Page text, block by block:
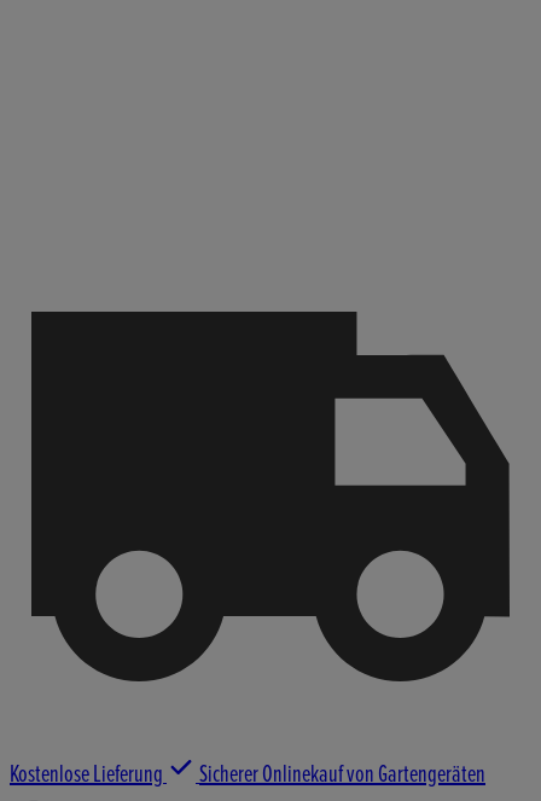
Kostenlose Lieferung
Sicherer Onlinekauf von Gartengeräten